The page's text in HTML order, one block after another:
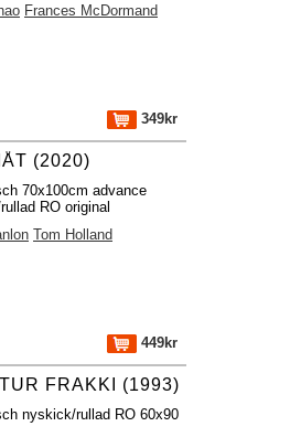
Frances McDormand
349kr
(2020)
70x100cm advance
RO original
Tom Holland
449kr
FRAKKI (1993)
nyskick/rullad RO 60x90